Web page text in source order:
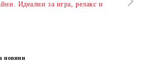
Идеални за игра, релакс и
новини